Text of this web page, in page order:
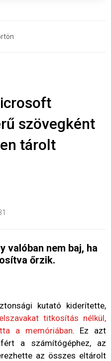
szövegként
tárolt
valóban nem baj, ha
őrzik.
kutató kiderítette,
titkosítás nélkül,
a memóriában. Ez azt
a számítógéphez, az
az összes eltárolt